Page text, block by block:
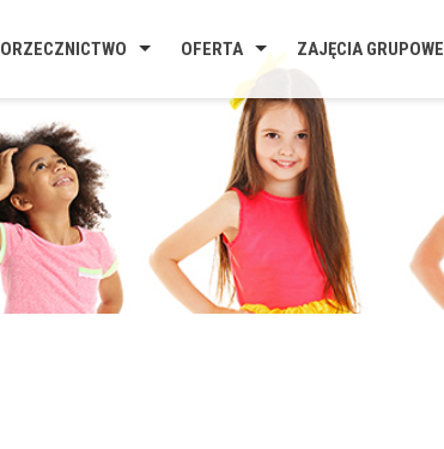
ORZECZNICTWO OFERTA ZAJĘCIA GRUPOWE